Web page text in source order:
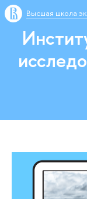
Высшая школа